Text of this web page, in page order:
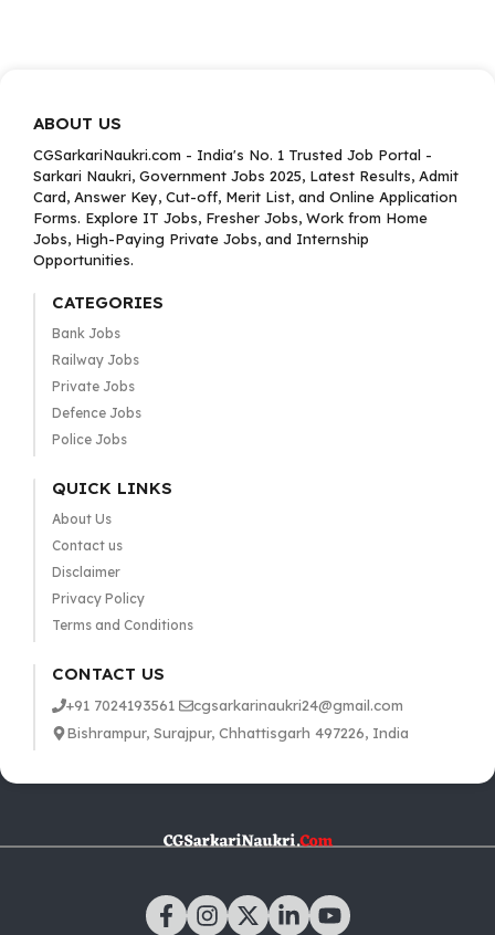
ABOUT US
CGSarkariNaukri.com - India's No. 1 Trusted Job Portal -
Sarkari Naukri, Government Jobs 2025, Latest Results, Admit
Card, Answer Key, Cut-off, Merit List, and Online Application
Forms. Explore IT Jobs, Fresher Jobs, Work from Home
Jobs, High-Paying Private Jobs, and Internship
Opportunities.
CATEGORIES
Bank Jobs
Railway Jobs
Private Jobs
Defence Jobs
Police Jobs
QUICK LINKS
About Us
Contact us
Disclaimer
Privacy Policy
Terms and Conditions
CONTACT US
+91 7024193561
cgsarkarinaukri24@gmail.com
Bishrampur, Surajpur, Chhattisgarh 497226, India